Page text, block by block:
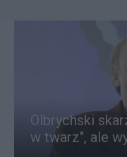
Olbrychski
w twarz", ale